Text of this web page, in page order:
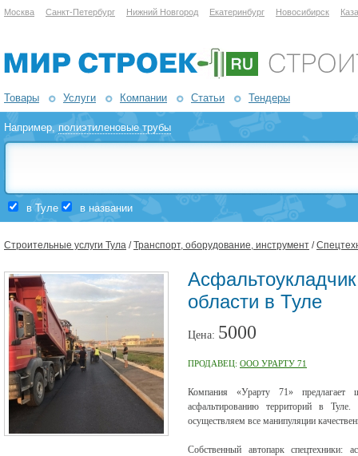
Москва Санкт-Петербург Нижний Новгород Екатеринбург Новосибирск
Товары Услуги Компании Статьи Тендеры
Например,полиэтиленовые трубы
в Туле в названии
Строительные услуги Тула /Транспорт, оборудование, инструмент /
области в Туле
Цена: 5000
ПРОДАВЕЦ: ООО УРАРТУ 71
Компания «Урарту 71» предлагает
асфальтированию территорий в
осуществляем все манипуляции
Собственный автопарк спецтехники: